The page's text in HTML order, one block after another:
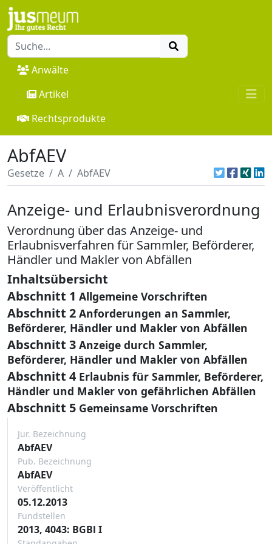
Anwälte
Artikel
Rechtsprodukte
AbfAEV
Gesetze A AbfAEV
Anzeige- und Erlaubnisverordnung
Verordnung über das Anzeige- und
Erlaubnisverfahren für Sammler, Beförderer,
Händler und Makler von Abfällen
Inhaltsübersicht
Abschnitt 1 Allgemeine Vorschriften
Abschnitt 2 Anforderungen an Sammler,
Beförderer, Händler und Makler von Abfällen
Abschnitt 3 Anzeige durch Sammler,
Beförderer, Händler und Makler von Abfällen
Abschnitt 4 Erlaubnis für Sammler, Beförderer,
Händler und Makler von gefährlichen Abfällen
Abschnitt 5 Gemeinsame Vorschriften
Jur. Bezeichnung
AbfAEV
Pub. Bezeichnung
AbfAEV
Veröffentlicht
05.12.2013
Fundstellen
2013, 4043: BGBl I